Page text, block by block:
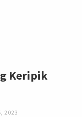
Keripik
2023